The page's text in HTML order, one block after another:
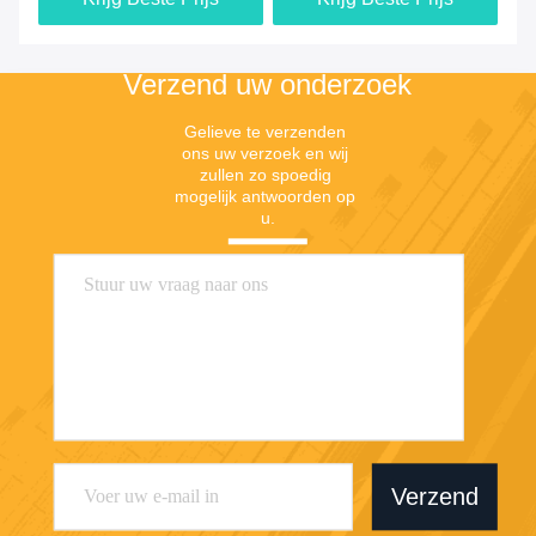
Verzend uw onderzoek
Gelieve te verzenden
ons uw verzoek en wij
zullen zo spoedig
mogelijk antwoorden op
u.
Verzend